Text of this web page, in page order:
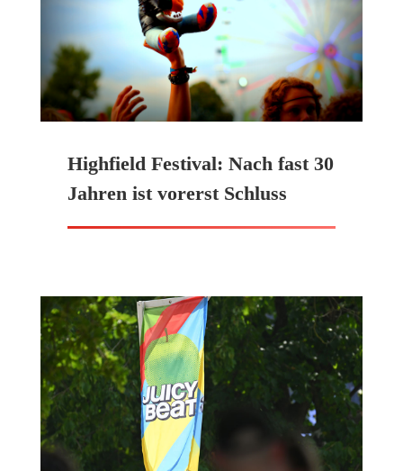
Highfield Festival: Nach fast 30
Jahren ist vorerst Schluss